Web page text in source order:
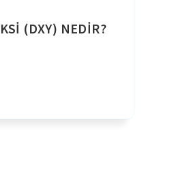
(DXY) NEDİR?